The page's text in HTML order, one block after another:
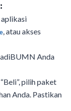
, atau akses
Anda
pilih paket
Anda. Pastikan